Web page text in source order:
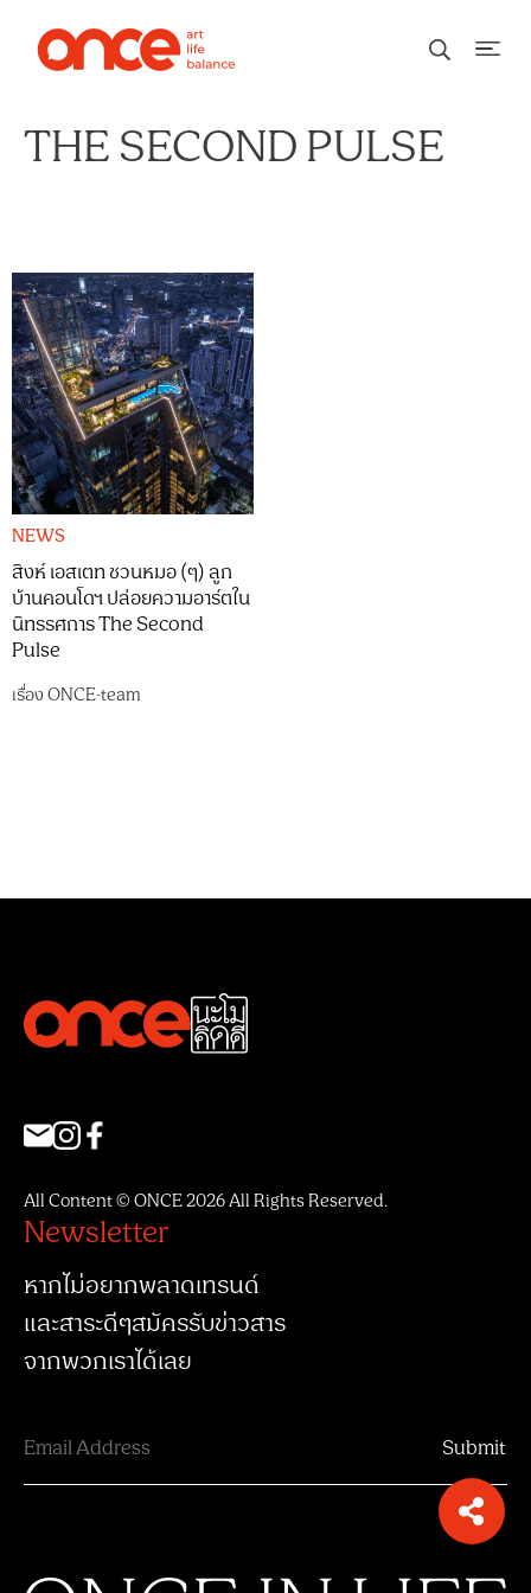
THE SECOND PULSE
NEWS
สิงห์ เอสเตท ชวนหมอ (ๆ) ลูก
บ้านคอนโดฯ ปล่อยความอาร์ตใน
นิทรรศการ The Second
Pulse
เรื่องONCE-team
All Content © ONCE 2026 All Rights Reserved.
Newsletter
หากไม่อยากพลาดเทรนด์
และสาระดีๆสมัครรับข่าวสาร
จากพวกเราได้เลย